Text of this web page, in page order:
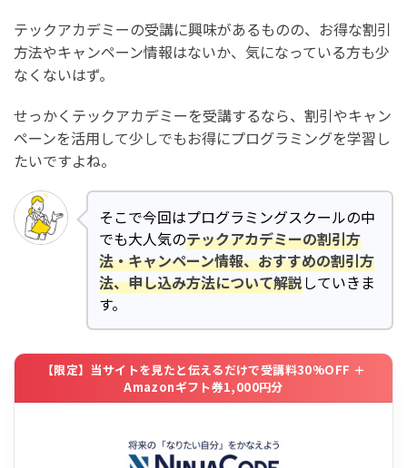
テックアカデミーの受講に興味があるものの、お得な割引
方法やキャンペーン情報はないか、気になっている方も少
なくないはず。
せっかくテックアカデミーを受講するなら、割引やキャン
ペーンを活用して少しでもお得にプログラミングを学習し
たいですよね。
そこで今回はプログラミングスクールの中
でも大人気のテックアカデミーの割引方
法・キャンペーン情報、おすすめの割引方
法、申し込み方法について解説していきま
す。
【限定】当サイトを見たと伝えるだけで受講料30%OFF ＋
Amazonギフト券1,000円分